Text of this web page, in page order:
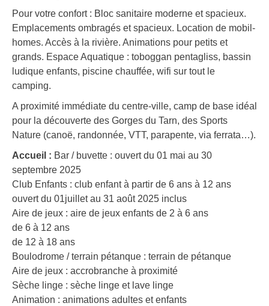
Pour votre confort : Bloc sanitaire moderne et spacieux.
Emplacements ombragés et spacieux. Location de mobil-
homes. Accès à la rivière. Animations pour petits et
grands. Espace Aquatique : toboggan pentagliss, bassin
ludique enfants, piscine chauffée, wifi sur tout le
camping.
A proximité immédiate du centre-ville, camp de base idéal
pour la découverte des Gorges du Tarn, des Sports
Nature (canoë, randonnée, VTT, parapente, via ferrata…).
Accueil : Bar / buvette : ouvert du 01 mai au 30
septembre 2025
Club Enfants : club enfant à partir de 6 ans à 12 ans
ouvert du 01juillet au 31 août 2025 inclus
Aire de jeux : aire de jeux enfants de 2 à 6 ans
de 6 à 12 ans
de 12 à 18 ans
Boulodrome / terrain pétanque : terrain de pétanque
Aire de jeux : accrobranche à proximité
Sèche linge : sèche linge et lave linge
Animation : animations adultes et enfants